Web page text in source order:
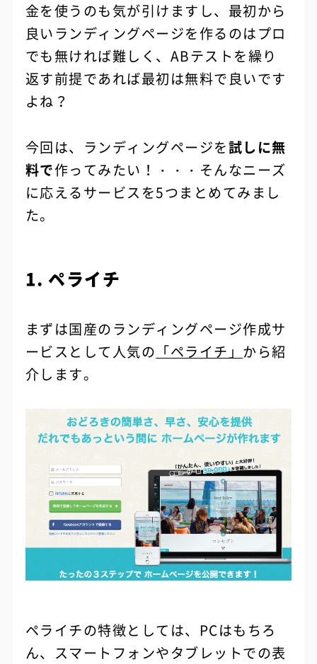
金を使うのも気が引けますし、最初から
良いランディングページを作るのはプロ
でも無ければ難しく、ABテストを繰り
返す前提であれば最初は無料で良いです
よね？
今回は、ランディングページを試しに無
料で作ってみたい！・・・そんなニーズ
に応えるサービスを5つまとめてみまし
た。
1. ペライチ
まずは国産のランディングページ作成サ
ービスとして人気の 「ペライチ」 から紹
介します。
ペライチの特徴としては、PCはもちろ
ん、スマートフォンやタブレットでの表